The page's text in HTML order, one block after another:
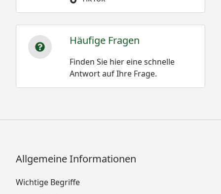
Häufige Fragen
Finden Sie hier eine schnelle
Antwort auf Ihre Frage.
Allgemeine Informationen
Wichtige Begriffe